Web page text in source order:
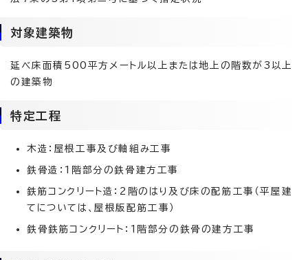
対象建築物
延べ床面積500平方メートル以上または地上の階数が3以上
の建築物
特定工程
木造：屋根工事及び軸組み工事
鉄骨造：1階部分の鉄骨建方工事
鉄筋コンクリート造：2階のはり及び床の配筋工事（平屋建
てについては、屋根版配筋工事）
鉄骨鉄筋コンクリート：1階部分の鉄骨の建方工事